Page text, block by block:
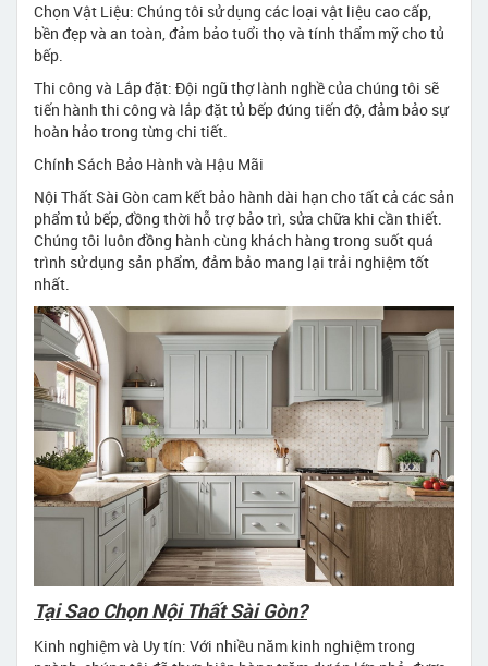
Chọn Vật Liệu: Chúng tôi sử dụng các loại vật liệu cao cấp,
bền đẹp và an toàn, đảm bảo tuổi thọ và tính thẩm mỹ cho tủ
bếp.
Thi công và Lắp đặt: Đội ngũ thợ lành nghề của chúng tôi sẽ
tiến hành thi công và lắp đặt tủ bếp đúng tiến độ, đảm bảo sự
hoàn hảo trong từng chi tiết.
Chính Sách Bảo Hành và Hậu Mãi
Nội Thất Sài Gòn cam kết bảo hành dài hạn cho tất cả các sản
phẩm tủ bếp, đồng thời hỗ trợ bảo trì, sửa chữa khi cần thiết.
Chúng tôi luôn đồng hành cùng khách hàng trong suốt quá
trình sử dụng sản phẩm, đảm bảo mang lại trải nghiệm tốt
nhất.
Tại Sao Chọn Nội Thất Sài Gòn?
Kinh nghiệm và Uy tín: Với nhiều năm kinh nghiệm trong